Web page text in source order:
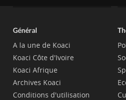
Général
A la une de Koaci
Koaci Côte d'Ivoire
Koaci Afrique
Archives Koaci
Conditions d'utilisation